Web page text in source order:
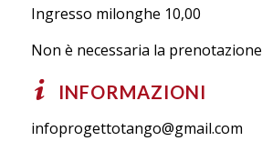
Ingresso milonghe 10,00
Non è necessaria la prenotazione
INFORMAZIONI
infoprogettotango@gmail.com